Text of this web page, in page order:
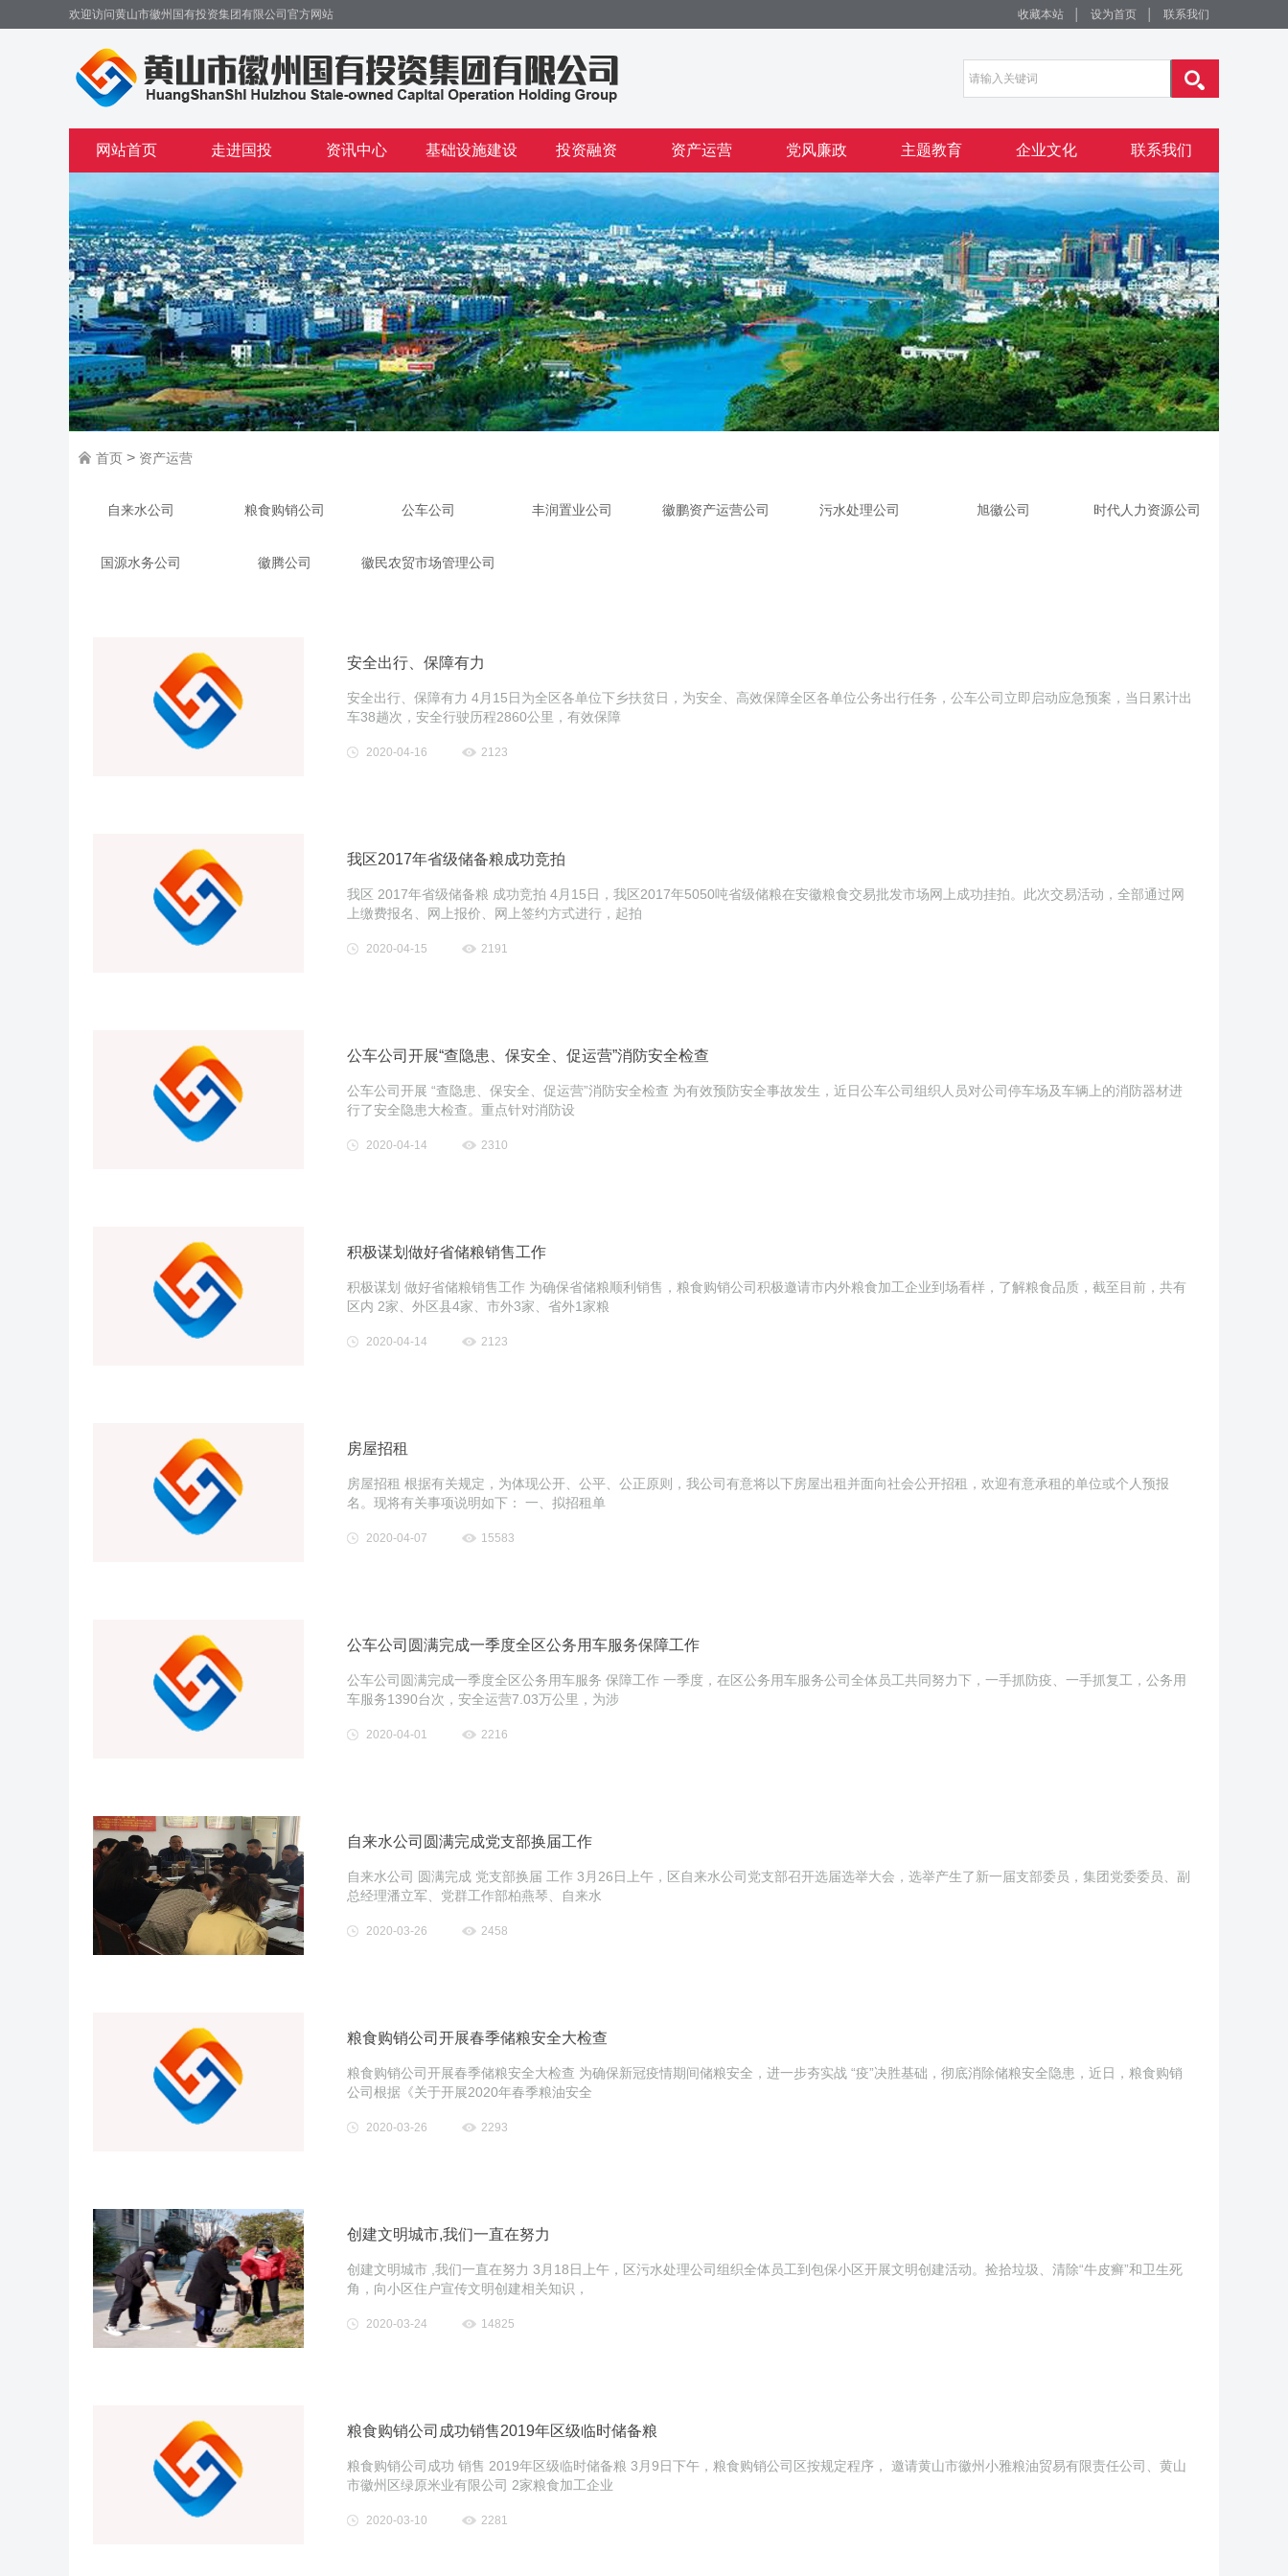
欢迎访问黄山市徽州国有投资集团有限公司官方网站 收藏本站 设为首页 联系我们
网站首页 走进国投 资讯中心 基础设施建设 投资融资 资产运营 党风廉政 主题教育 企业文化 联系我们
首页 > 资产运营
自来水公司 粮食购销公司 公车公司 丰润置业公司 徽鹏资产运营公司 污水处理公司 旭徽公司 时代人力资源公司
国源水务公司 徽腾公司 徽民农贸市场管理公司
安全出行、保障有力
安全出行、保障有力 4月15日为全区各单位下乡扶贫日，为安全、高效保障全区各单位公务出行任务，公车公司立即启动应急预案，当日累计出
车38趟次，安全行驶历程2860公里，有效保障
2020-04-16 2123
我区2017年省级储备粮成功竞拍
我区 2017年省级储备粮 成功竞拍 4月15日，我区2017年5050吨省级储粮在安徽粮食交易批发市场网上成功挂拍。此次交易活动，全部通过网
上缴费报名、网上报价、网上签约方式进行，起拍
2020-04-15 2191
公车公司开展“查隐患、保安全、促运营”消防安全检查
公车公司开展 “查隐患、保安全、促运营”消防安全检查 为有效预防安全事故发生，近日公车公司组织人员对公司停车场及车辆上的消防器材进
行了安全隐患大检查。重点针对消防设
2020-04-14 2310
积极谋划做好省储粮销售工作
积极谋划 做好省储粮销售工作 为确保省储粮顺利销售，粮食购销公司积极邀请市内外粮食加工企业到场看样，了解粮食品质，截至目前，共有
区内 2家、外区县4家、市外3家、省外1家粮
2020-04-14 2123
房屋招租
房屋招租 根据有关规定，为体现公开、公平、公正原则，我公司有意将以下房屋出租并面向社会公开招租，欢迎有意承租的单位或个人预报
名。现将有关事项说明如下： 一、拟招租单
2020-04-07 15583
公车公司圆满完成一季度全区公务用车服务保障工作
公车公司圆满完成一季度全区公务用车服务 保障工作 一季度，在区公务用车服务公司全体员工共同努力下，一手抓防疫、一手抓复工，公务用
车服务1390台次，安全运营7.03万公里，为涉
2020-04-01 2216
自来水公司圆满完成党支部换届工作
自来水公司 圆满完成 党支部换届 工作 3月26日上午，区自来水公司党支部召开选届选举大会，选举产生了新一届支部委员，集团党委委员、副
总经理潘立军、党群工作部柏燕琴、自来水
2020-03-26 2458
粮食购销公司开展春季储粮安全大检查
粮食购销公司开展春季储粮安全大检查 为确保新冠疫情期间储粮安全，进一步夯实战 “疫”决胜基础，彻底消除储粮安全隐患，近日，粮食购销
公司根据《关于开展2020年春季粮油安全
2020-03-26 2293
创建文明城市,我们一直在努力
创建文明城市 ,我们一直在努力 3月18日上午，区污水处理公司组织全体员工到包保小区开展文明创建活动。捡拾垃圾、清除“牛皮癣”和卫生死
角，向小区住户宣传文明创建相关知识，
2020-03-24 14825
粮食购销公司成功销售2019年区级临时储备粮
粮食购销公司成功 销售 2019年区级临时储备粮 3月9日下午，粮食购销公司区按规定程序， 邀请黄山市徽州小雅粮油贸易有限责任公司、黄山
市徽州区绿原米业有限公司 2家粮食加工企业
2020-03-10 2281